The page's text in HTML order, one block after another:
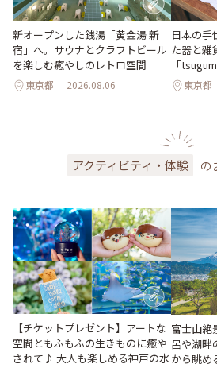
新オープンした銭湯「黄金湯 新
宿」へ。サウナとクラフトビール
を楽しむ癒やしのレトロ空間
東京都 2026.08.06
日本の手
た器と雑
「
東京都
アクティビティ・体験 の
【チケットプレゼント】アートな
空間ともふもふの生きものに癒や
されて♪ 大人も楽しめる神戸の水
富士山絶
呂や湖畔
から眺め